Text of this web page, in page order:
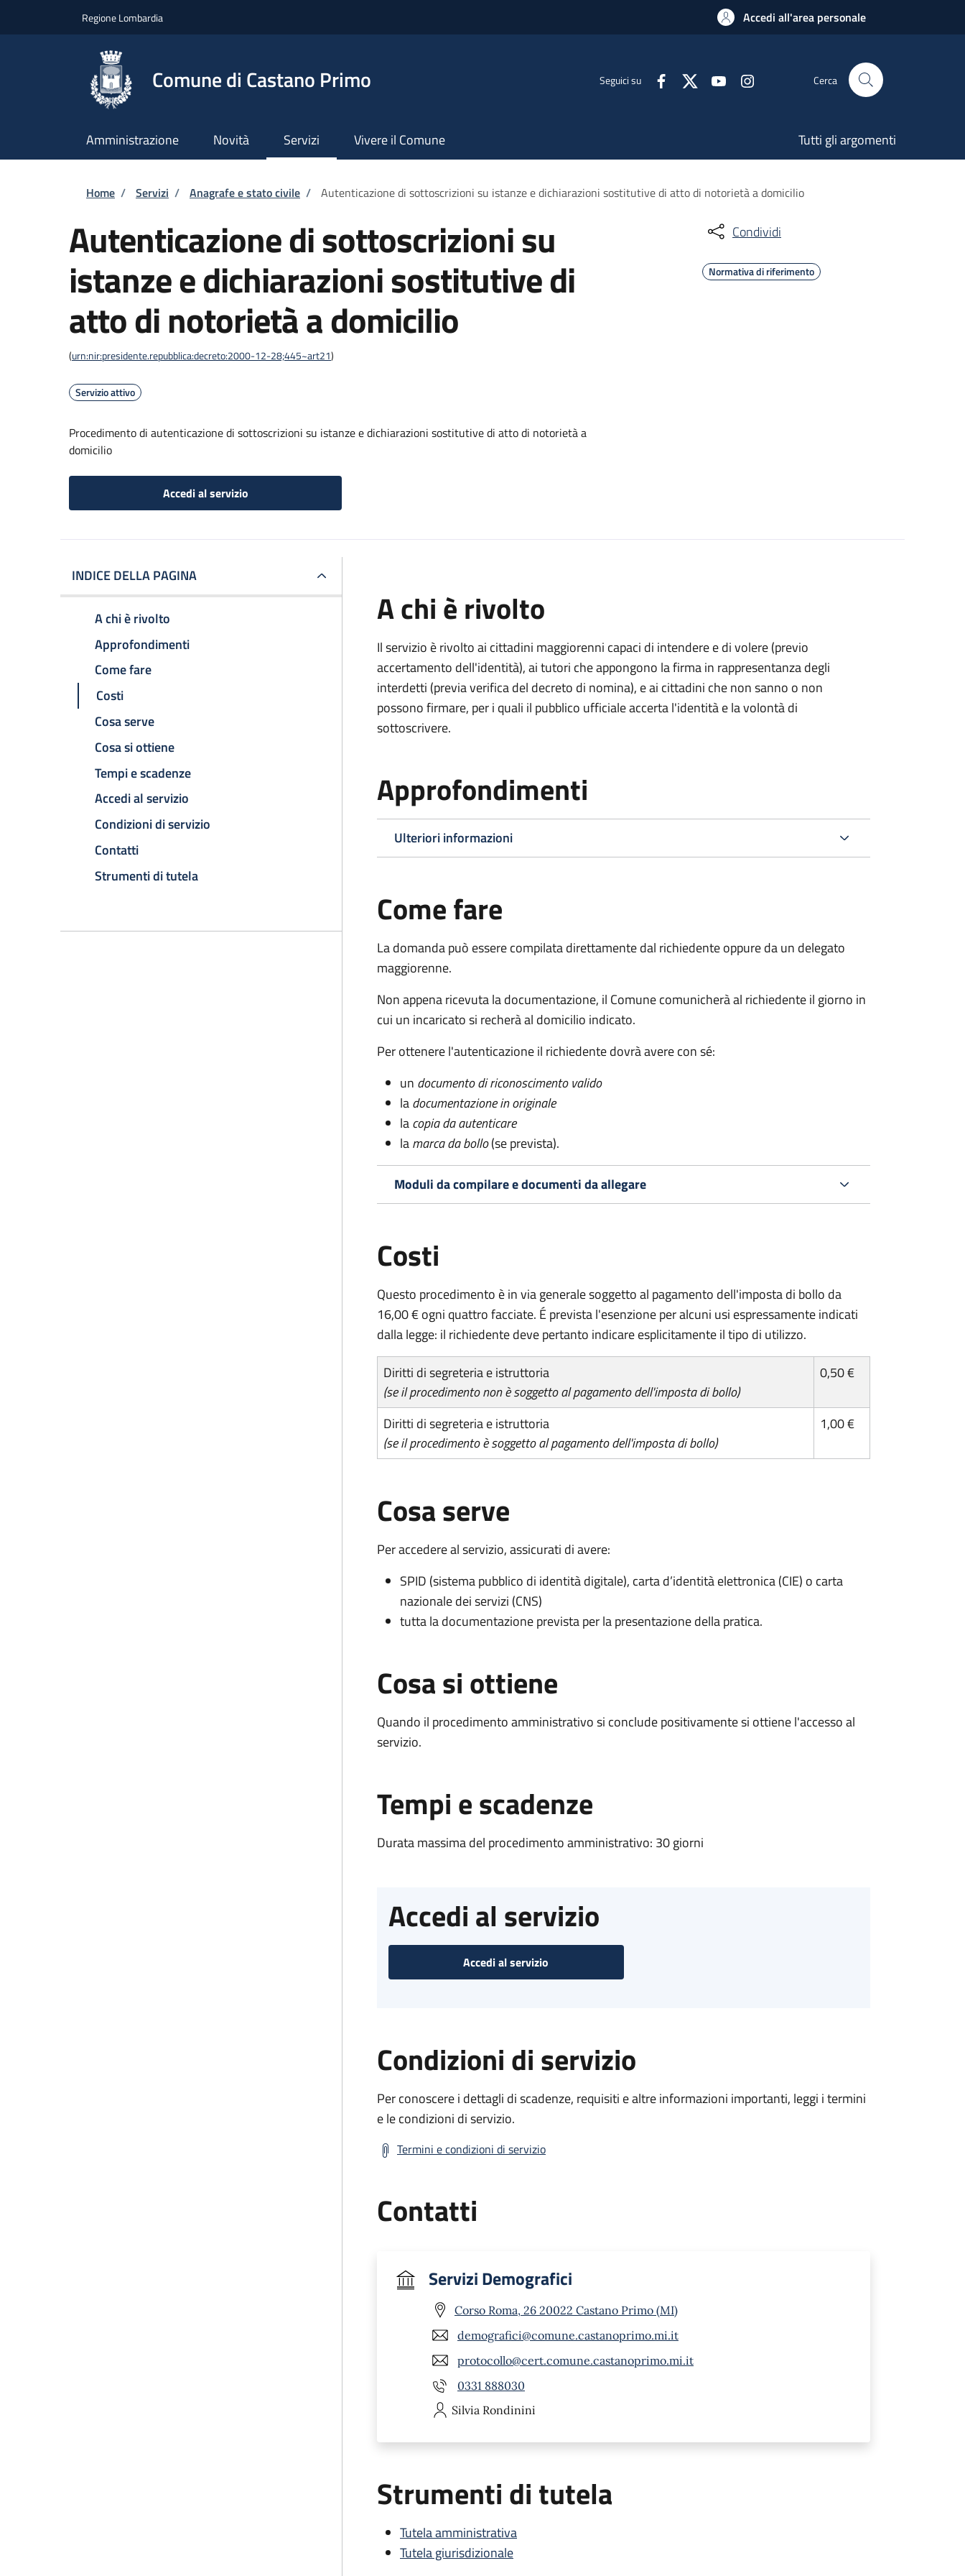
Regione Lombardia Accedi all'area personale
Comune di Castano Primo Seguici su Cerca
Amministrazione Novità Servizi Vivere il Comune Tutti gli argomenti
Briciole di pane
Home / Servizi / Anagrafe e stato civile / Autenticazione di sottoscrizioni su istanze e dichiarazioni sostitutive di atto di notorietà a domicilio
Autenticazione di sottoscrizioni su
istanze e dichiarazioni sostitutive di
atto di notorietà a domicilio
(urn:nir:presidente.repubblica:decreto:2000-12-28;445~art21)
Servizio attivo
Procedimento di autenticazione di sottoscrizioni su istanze e dichiarazioni sostitutive di atto di notorietà a
domicilio
Accedi al servizio
Condividi
Normativa di riferimento
INDICE DELLA PAGINA
A chi è rivolto
Approfondimenti
Come fare
Costi
Cosa serve
Cosa si ottiene
Tempi e scadenze
Accedi al servizio
Condizioni di servizio
Contatti
Strumenti di tutela
A chi è rivolto
Il servizio è rivolto ai cittadini maggiorenni capaci di intendere e di volere (previo
accertamento dell'identità), ai tutori che appongono la firma in rappresentanza degli
interdetti (previa verifica del decreto di nomina), e ai cittadini che non sanno o non
possono firmare, per i quali il pubblico ufficiale accerta l'identità e la volontà di
sottoscrivere.
Approfondimenti
Ulteriori informazioni
Come fare
La domanda può essere compilata direttamente dal richiedente oppure da un delegato
maggiorenne.
Non appena ricevuta la documentazione, il Comune comunicherà al richiedente il giorno in
cui un incaricato si recherà al domicilio indicato.
Per ottenere l'autenticazione il richiedente dovrà avere con sé:
un documento di riconoscimento valido
ladocumentazione in originale
lacopia da autenticare
lamarca da bollo(se prevista).
Moduli da compilare e documenti da allegare
Costi
Questo procedimento è in via generale soggetto al pagamento dell'imposta di bollo da
16,00 € ogni quattro facciate. É prevista l'esenzione per alcuni usi espressamente indicati
dalla legge: il richiedente deve pertanto indicare esplicitamente il tipo di utilizzo.
Diritti di segreteria e istruttoria
(se il procedimento non è soggetto al pagamento dell'imposta di bollo)
0,50 €
Diritti di segreteria e istruttoria
(se il procedimento è soggetto al pagamento dell'imposta di bollo)
1,00 €
Cosa serve
Per accedere al servizio, assicurati di avere:
SPID (sistema pubblico di identità digitale), carta d’identità elettronica (CIE) o carta
nazionale dei servizi (CNS)
tutta la documentazione prevista per la presentazione della pratica.
Cosa si ottiene
Quando il procedimento amministrativo si conclude positivamente si ottiene l'accesso al
servizio.
Tempi e scadenze
Durata massima del procedimento amministrativo: 30 giorni
Accedi al servizio
Accedi al servizio
Condizioni di servizio
Per conoscere i dettagli di scadenze, requisiti e altre informazioni importanti, leggi i termini
e le condizioni di servizio.
Termini e condizioni di servizio
Contatti
Servizi Demografici
Corso Roma, 26 20022 Castano Primo (MI)
demografici@comune.castanoprimo.mi.it
protocollo@cert.comune.castanoprimo.mi.it
0331 888030
Silvia Rondinini
Strumenti di tutela
Tutela amministrativa
Tutela giurisdizionale